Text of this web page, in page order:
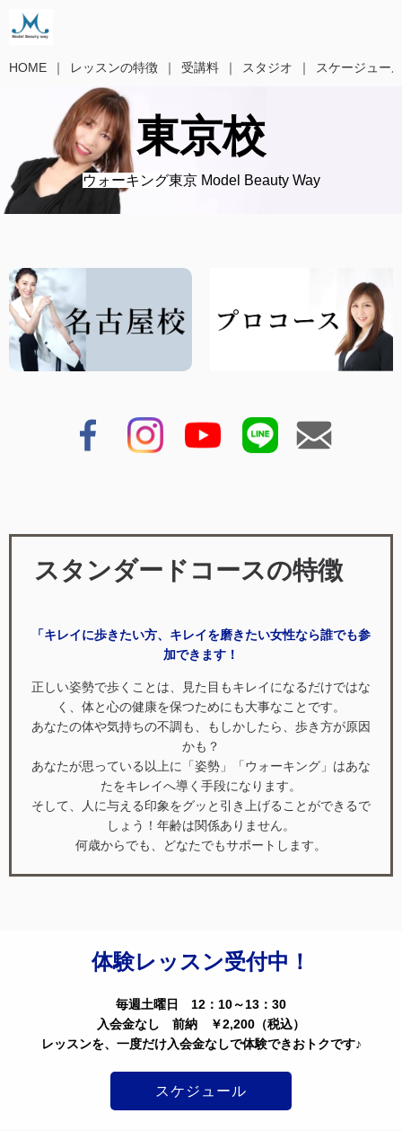
HOME レッスンの特徴 受講料 スタジオ スケージュー
東京校
ウォーキング東京 Model Beauty Way
スタンダードコースの特徴
「キレイに歩きたい方、キレイを磨きたい女性なら誰でも参
加できます！
正しい姿勢で歩くことは、見た目もキレイになるだけではな
く、体と心の健康を保つためにも大事なことです。
あなたの体や気持ちの不調も、もしかしたら、歩き方が原因
かも？
あなたが思っている以上に「姿勢」「ウォーキング」はあな
たをキレイへ導く手段になります。
そして、人に与える印象をグッと引き上げることができるで
しょう！年齢は関係ありません。
何歳からでも、どなたでもサポートします。
体験レッスン受付中！
毎週土曜日 12：10～13：30
入会金なし 前納 ￥2,200（税込）
レッスンを、一度だけ入会金なしで体験できおトクです♪
スケジュール